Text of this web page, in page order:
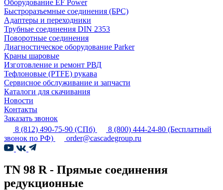
Оборудование EF Power
Быстроразъемные соединения (БРС)
Адаптеры и переходники
Трубные соединения DIN 2353
Поворотные соединения
Диагностическое оборудование Parker
Краны шаровые
Изготовление и ремонт РВД
Тефлоновые (PTFE) рукава
Сервисное обслуживание и запчасти
Каталоги для скачивания
Новости
Контакты
Заказать звонок
8 (812) 490-75-90 (СПб) 8 (800) 444-24-80 (Бесплатный
звонок по РФ)
order@cascadegroup.ru
TN 98 R - Прямые соединения
редукционные